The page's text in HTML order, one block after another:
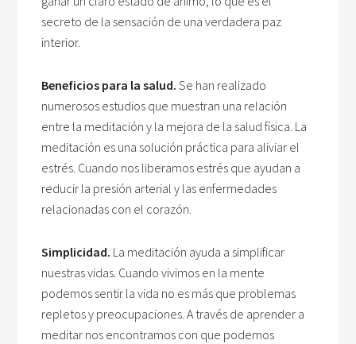
secreto de la sensación de una verdadera paz
interior.
Beneficios para la salud. Se han realizado
numerosos estudios que muestran una relación
entre la meditación y la mejora de la salud física. La
meditación es una solución práctica para aliviar el
estrés. Cuando nos liberamos estrés que ayudan a
reducir la presión arterial y las enfermedades
relacionadas con el corazón.
Simplicidad. La meditación ayuda a simplificar
nuestras vidas. Cuando vivimos en la mente
podemos sentir la vida no es más que problemas
repletos y preocupaciones. A través de aprender a
meditar nos encontramos con que podemos